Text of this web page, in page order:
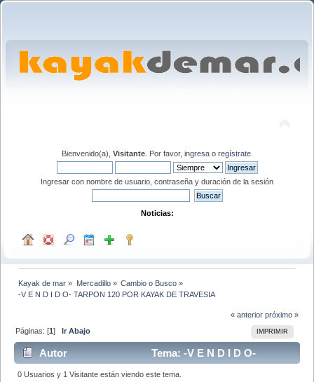
Bienvenido(a), Visitante. Por favor, ingresao regístrate.
Ingresar con nombre de usuario, contraseña y duración de la sesión
Noticias:
Kayak de mar » Mercadillo» Cambio o Busco»
-V E N D I D O- TARPON 120 POR KAYAK DE TRAVESIA
« anterior próximo »
IMPRIMIR
Páginas: [1]Ir Abajo
Autor
Tema: -V E N D I D O-
TARPON 120 POR KAYAK DE TRAVESIA (Leído 23838
0 Usuarios y 1 Visitante están viendo este tema.